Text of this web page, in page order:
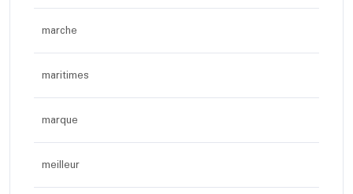
marche
maritimes
marque
meilleur